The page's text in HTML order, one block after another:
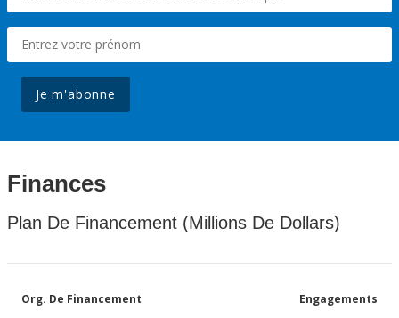
Je m'abonne
Finances
Plan De Financement (Millions De Dollars)
Org. De Financement Engagements